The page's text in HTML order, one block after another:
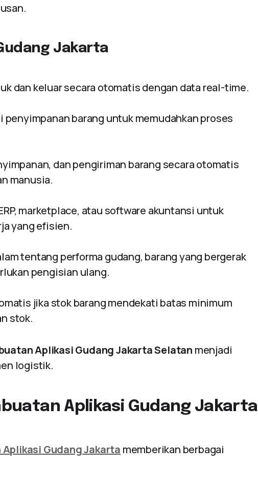
Jakarta
dan keluar secara otomatis dengan data real-time.
barang untuk memudahkan proses
dan pengiriman barang secara otomatis
manusia.
marketplace, atau software akuntansi untuk
yang efisien.
tentang performa gudang, barang yang bergerak
pengisian ulang.
jika stok barang mendekati batas minimum
stok.
Aplikasi Gudang Jakarta Selatan menjadi
logistik.
Aplikasi Gudang Jakarta
Gudang Jakarta memberikan berbagai